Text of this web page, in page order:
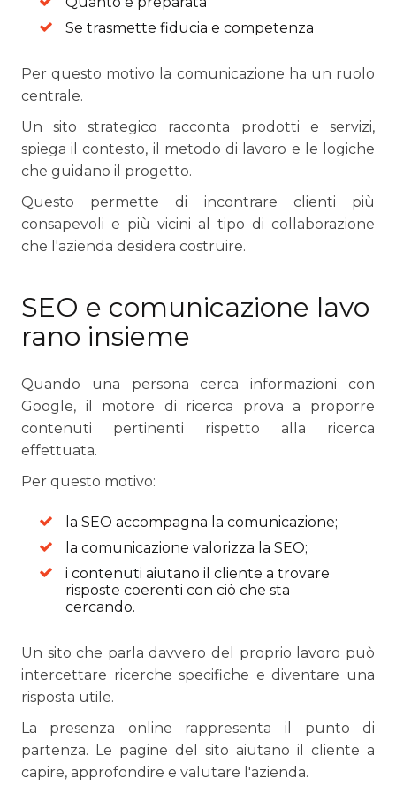
Se trasmette fiducia e competenza
Per questo motivo la comunicazione ha un ruolo
centrale.
Un sito strategico racconta prodotti e servizi,
spiega il contesto, il metodo di lavoro e le logiche
che guidano il progetto.
Questo permette di incontrare clienti più
consapevoli e più vicini al tipo di collaborazione
che l'azienda desidera costruire.
SEO e comunicazione lavo
rano insieme
Quando una persona cerca informazioni con
Google, il motore di ricerca prova a proporre
contenuti pertinenti rispetto alla ricerca
effettuata.
Per questo motivo:
la SEO accompagna la comunicazione;
la comunicazione valorizza la SEO;
i contenuti aiutano il cliente a trovare
risposte coerenti con ciò che sta
cercando.
Un sito che parla davvero del proprio lavoro può
intercettare ricerche specifiche e diventare una
risposta utile.
La presenza online rappresenta il punto di
partenza. Le pagine del sito aiutano il cliente a
capire, approfondire e valutare l'azienda.